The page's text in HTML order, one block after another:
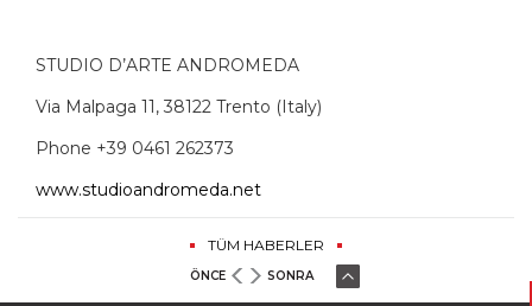
STUDIO D’ARTE ANDROMEDA
Via Malpaga 11, 38122 Trento (Italy)
Phone +39 0461 262373
www.studioandromeda.net
TÜM HABERLER
ÖNCE SONRA